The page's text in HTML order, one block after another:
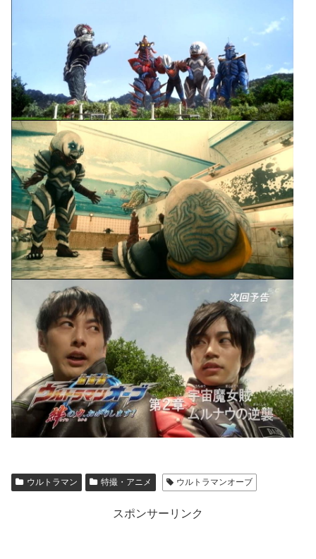
ウルトラマン 特撮・アニメ ウルトラマンオーブ
スポンサーリンク